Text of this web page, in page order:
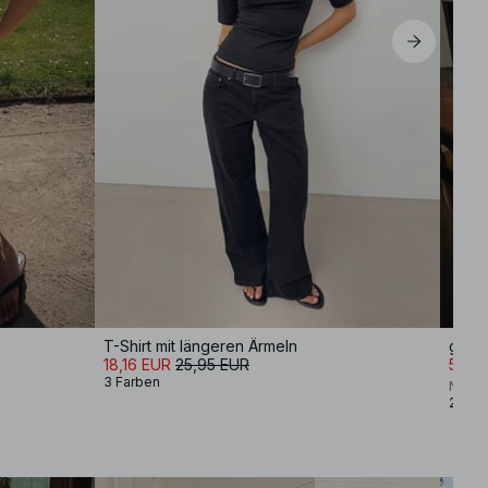
T-Shirt mit längeren Ärmeln
18,16 EUR 25,95 EUR
3 Farben
NA-
2